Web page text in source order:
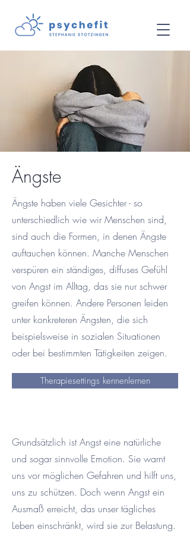
Ängste
Ängste haben viele Gesichter - so
unterschiedlich wie wir Menschen sind,
sind auch die Formen, in denen Ängste
auftauchen können. Manche Menschen
verspüren ein ständiges, diffuses Gefühl
von Angst im Alltag, das sie nur schwer
greifen können. Andere Personen leiden
unter konkreteren Ängsten, die sich
beispielsweise in sozialen Situationen
oder bei bestimmten Tätigkeiten zeigen.
Therapiesettings kennenlernen
Grundsätzlich ist Angst eine natürliche
und sogar sinnvolle Emotion. Sie warnt
uns vor möglichen Gefahren und hilft uns,
uns zu schützen. Doch wenn Angst ein
Ausmaß erreicht, das unser tägliches
Leben einschränkt, wird sie zur Belastung.